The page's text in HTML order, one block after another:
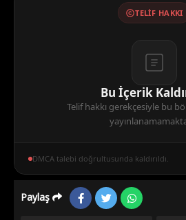
TELIF HAKKI
Bu İçerik
Telif hakkı gerekçesiyle bu
DMCA talebi doğrultusunda kaldırıldı.
Paylaş